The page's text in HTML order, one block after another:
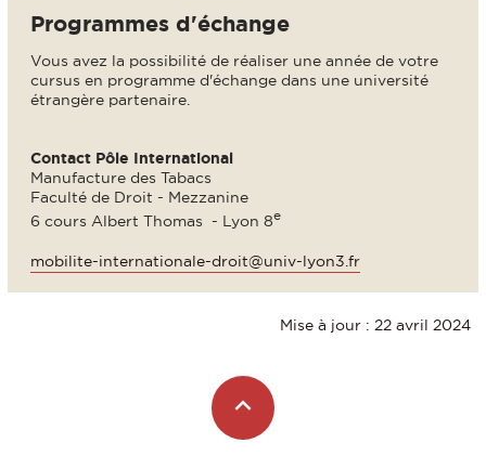
Programmes d'échange
Vous avez la possibilité de réaliser une année de votre
cursus en programme d'échange dans une université
étrangère partenaire.
Contact Pôle International
Manufacture des Tabacs
Faculté de Droit - Mezzanine
6 cours Albert Thomas - Lyon 8e
mobilite-internationale-droit@univ-lyon3.fr
Mise à jour : 22 avril 2024